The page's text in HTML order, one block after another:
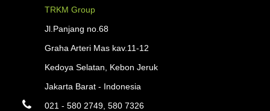
TRKM Group
Jl.Panjang no.68
Graha Arteri Mas kav.11-12
Kedoya Selatan, Kebon Jeruk
Jakarta Barat - Indonesia
021 - 580 2749, 580 7326